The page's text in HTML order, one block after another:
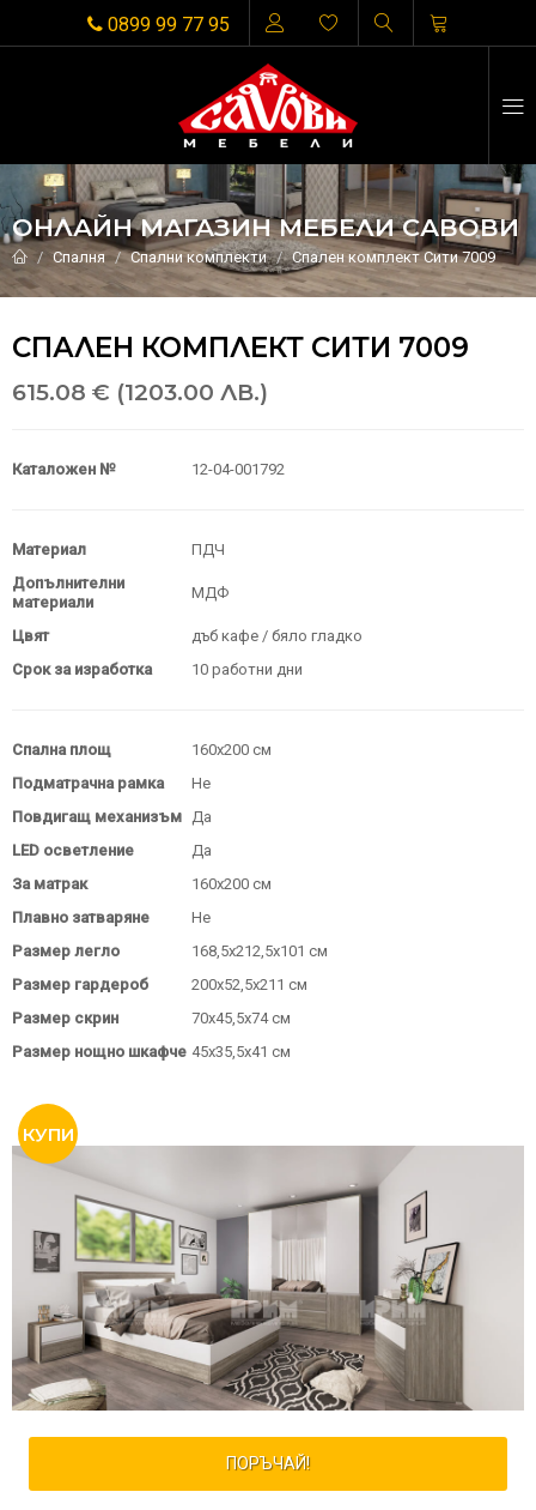
0899 99 77 95
ОНЛАЙН МАГАЗИН МЕБЕЛИ САВОВИ
Спалня Спални комплекти Спален комплект Сити 7009
СПАЛЕН КОМПЛЕКТ СИТИ 7009
615.08 € (1203.00 ЛВ.)
Каталожен № 12-04-001792
Материал
ПДЧ
Допълнителни
материали
МДФ
Цвят
дъб кафе / бяло гладко
Срок за изработка
10 работни дни
Спална площ
160х200 см
Подматрачна рамка
Не
Повдигащ механизъм Да
LED осветление
Да
За матрак
160х200 см
Плавно затваряне
Не
Размер легло
168,5х212,5х101 см
Размер гардероб
200х52,5х211 см
Размер скрин
70х45,5х74 см
Размер нощно шкафче 45х35,5х41 см
ПОРЪЧАЙ!